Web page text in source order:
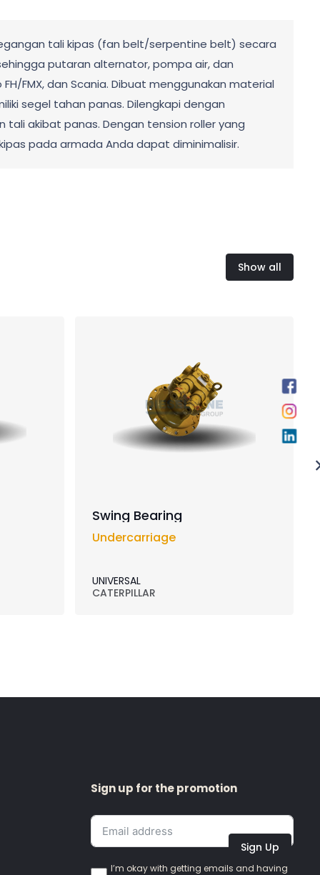
tali kipas (fan belt/serpentine belt) secara
putaran alternator, pompa air, dan
FMX, dan Scania. Dibuat menggunakan material
segel tahan panas. Dilengkapi dengan
akibat panas. Dengan tension roller yang
pada armada Anda dapat diminimalisir.
Show all
Swing Bearing
Undercarriage
UNIVERSAL
CATERPILLAR
Sign up for the promotion
Sign Up
I’m okay with getting emails and having